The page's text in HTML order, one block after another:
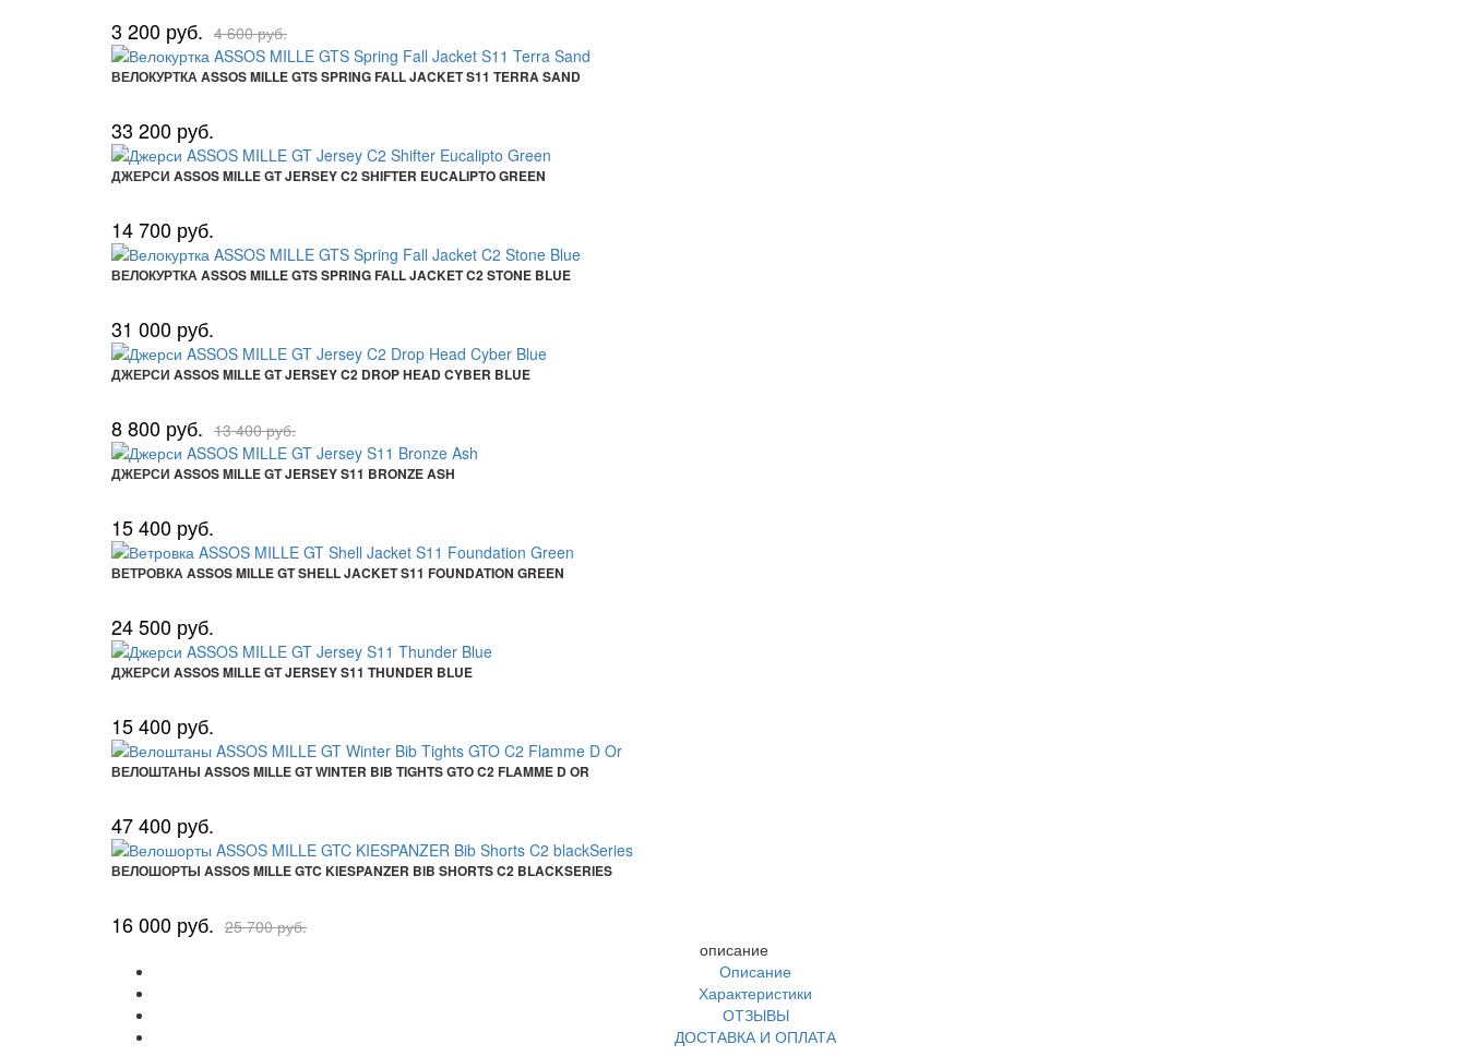
3 200 руб. 4 600 руб.
ВЕЛОКУРТКА ASSOS MILLE GTS SPRING FALL JACKET S11 TERRA SAND
33 200 руб.
ДЖЕРСИ ASSOS MILLE GT JERSEY C2 SHIFTER EUCALIPTO GREEN
14 700 руб.
ВЕЛОКУРТКА ASSOS MILLE GTS SPRING FALL JACKET C2 STONE BLUE
31 000 руб.
ДЖЕРСИ ASSOS MILLE GT JERSEY C2 DROP HEAD CYBER BLUE
8 800 руб. 13 400 руб.
ДЖЕРСИ ASSOS MILLE GT JERSEY S11 BRONZE ASH
15 400 руб.
ВЕТРОВКА ASSOS MILLE GT SHELL JACKET S11 FOUNDATION GREEN
24 500 руб.
ДЖЕРСИ ASSOS MILLE GT JERSEY S11 THUNDER BLUE
15 400 руб.
ВЕЛОШТАНЫ ASSOS MILLE GT WINTER BIB TIGHTS GTO C2 FLAMME D OR
47 400 руб.
ВЕЛОШОРТЫ ASSOS MILLE GTC KIESPANZER BIB SHORTS C2 BLACKSERIES
16 000 руб. 25 700 руб.
описание
Описание
Характеристики
ОТЗЫВЫ
ДОСТАВКА И ОПЛАТА